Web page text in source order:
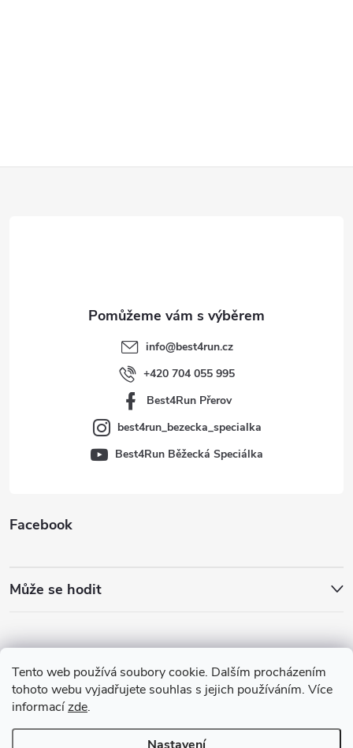
Tento web používá soubory cookie. Dalším procházením
tohoto webu vyjadřujete souhlas s jejich používáním. Více
informacízde.
Facebook
Může se hodit
info@best4run.cz
+420 704 055 995
Best4Run Přerov
best4run_bezecka_specialka
Best4Run Běžecká Speciálka